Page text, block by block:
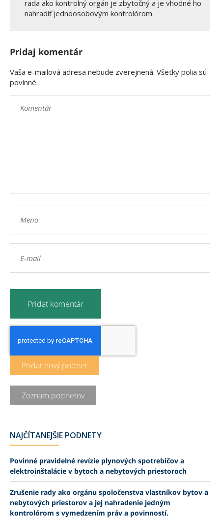
rada ako kontrolný orgán je zbytočný a je vhodné ho
nahradiť jednoosobovým kontrolórom.
Pridaj komentár
Vaša e-mailová adresa nebude zverejnená. Všetky polia sú
povinné.
Pridať nový podnet
Zoznam podnetov
NAJČÍTANEJŠIE PODNETY
Povinné pravidelné revízie plynových spotrebičov a
elektroinštalácie v bytoch a nebytových priestoroch
Zrušenie rady ako orgánu spoločenstva vlastníkov bytov a
nebytových priestorov a jej nahradenie jedným
kontrolórom s vymedzením práv a povinností.